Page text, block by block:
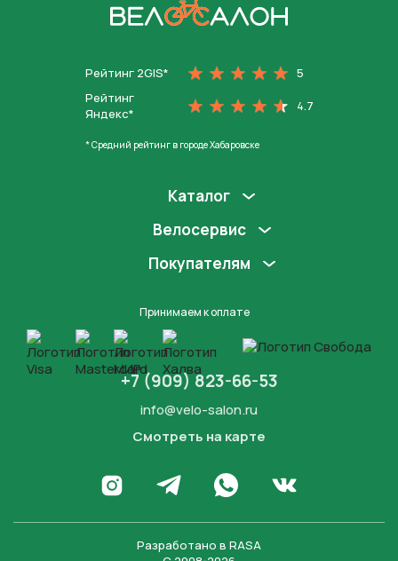
Рейтинг 2GIS*
5
Рейтинг
Яндекс*
4.7
* Средний рейтинг в городе Хабаровске
Каталог
Велосервис
Покупателям
Принимаем к оплате
+7 (909) 823-66-53
info@velo-salon.ru
Смотреть на карте
Перейти в Инстаграм
Написать в Телеграм
Написать в WhatsApp
Перейти во
Разработано в RASA